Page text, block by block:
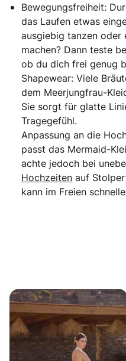
Bewegungsfreiheit:
das Laufen etwas
ausgiebig tanzen oder
machen? Dann teste
ob du dich frei genug
Shapewear: Viele
dem Meerjungfrau-
Sie sorgt für glatte
Tragegefühl.
Anpassung an die
passt das Mermaid-
achte jedoch bei
Hochzeiten auf
kann im Freien